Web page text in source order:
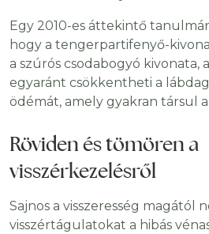
Egy 2010-es áttekintő
hogy a tengerpartifenyő-
a szúrós csodabogyó kivonata,
egyaránt csökkentheti a
ödémát, amely gyakran társul a
Röviden és tömören a
visszérkezelésről
Sajnos a visszeresség magától
visszértágulatokat a hibás